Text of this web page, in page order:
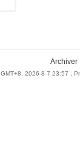
Archiver
GMT+8, 2026-8-7 23:57 ,